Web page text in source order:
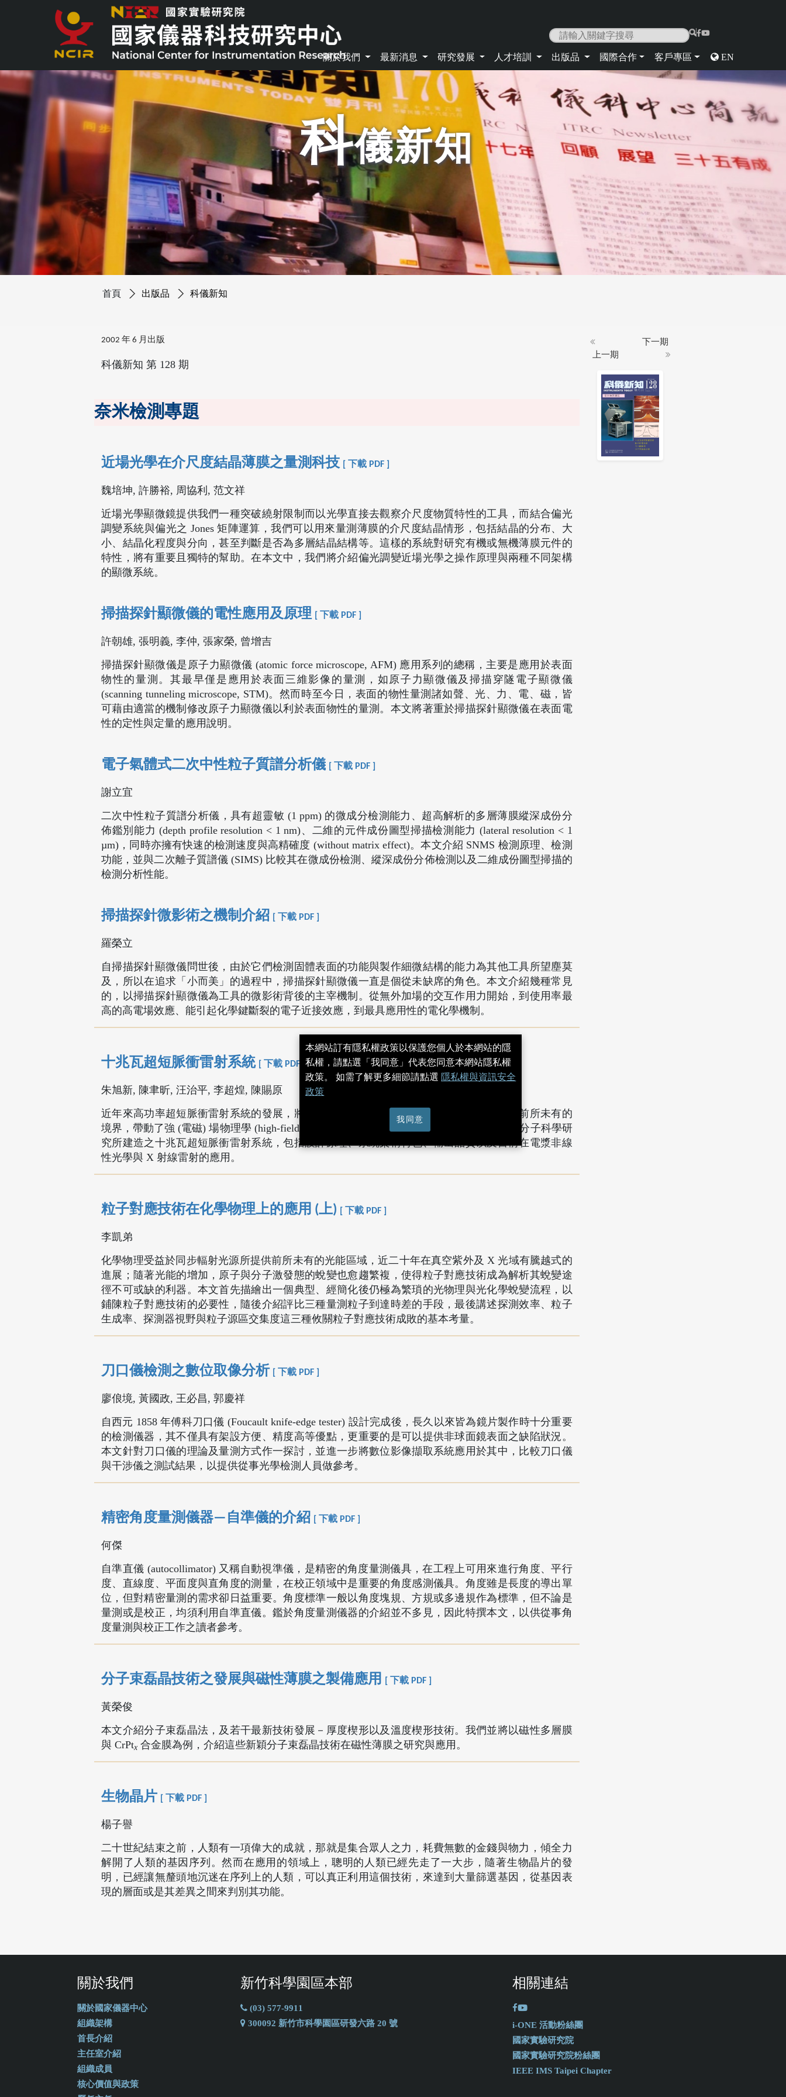
|
關於我們 最新消息 研究發展 人才培訓 出版品 國際合作 客戶專區 EN
科儀新知
首頁 出版品 科儀新知
2002 年 6 月出版
科儀新知 第 128 期
奈米檢測專題
近場光學在介尺度結晶薄膜之量測科技 [ 下載 PDF ]
魏培坤, 許勝裕, 周協利, 范文祥
近場光學顯微鏡提供我們一種突破繞射限制而以光學直接去觀察介尺度物質特性的工具，而結合偏光
調變系統與偏光之 Jones 矩陣運算，我們可以用來量測薄膜的介尺度結晶情形，包括結晶的分布、大
小、結晶化程度與分向，甚至判斷是否為多層結晶結構等。這樣的系統對研究有機或無機薄膜元件的
特性，將有重要且獨特的幫助。在本文中，我們將介紹偏光調變近場光學之操作原理與兩種不同架構
的顯微系統。
掃描探針顯微儀的電性應用及原理 [ 下載 PDF ]
許朝雄, 張明義, 李仲, 張家榮, 曾增吉
掃描探針顯微儀是原子力顯微儀 (atomic force microscope, AFM) 應用系列的總稱，主要是應用於表面
物性的量測。其最早僅是應用於表面三維影像的量測，如原子力顯微儀及掃描穿隧電子顯微儀
(scanning tunneling microscope, STM)。然而時至今日，表面的物性量測諸如聲、光、力、電、磁，皆
可藉由適當的機制修改原子力顯微儀以利於表面物性的量測。本文將著重於掃描探針顯微儀在表面電
性的定性與定量的應用說明。
電子氣體式二次中性粒子質譜分析儀 [ 下載 PDF ]
謝立宜
二次中性粒子質譜分析儀，具有超靈敏 (1 ppm) 的微成分檢測能力、超高解析的多層薄膜縱深成份分
佈鑑別能力 (depth profile resolution < 1 nm)、二維的元件成份圖型掃描檢測能力 (lateral resolution < 1
µm)，同時亦擁有快速的檢測速度與高精確度 (without matrix effect)。本文介紹 SNMS 檢測原理、檢測
功能，並與二次離子質譜儀 (SIMS) 比較其在微成份檢測、縱深成份分佈檢測以及二維成份圖型掃描的
檢測分析性能。
掃描探針微影術之機制介紹 [ 下載 PDF ]
羅榮立
自掃描探針顯微儀問世後，由於它們檢測固體表面的功能與製作細微結構的能力為其他工具所望塵莫
及，所以在追求「小而美」的過程中，掃描探針顯微儀一直是個從未缺席的角色。本文介紹幾種常見
的，以掃描探針顯微儀為工具的微影術背後的主宰機制。從無外加場的交互作用力開始，到使用率最
高的高電場效應、能引起化學鍵斷裂的電子近接效應，到最具應用性的電化學機制。
十兆瓦超短脈衝雷射系統 [ 下載 PDF ]
朱旭新, 陳聿昕, 汪治平, 李超煌, 陳賜原
近年來高功率超短脈衝雷射系統的發展，將超高強度電磁場與物質交互作用的研究推進到前所未有的
境界，帶動了強 (電磁) 場物理學 (high-field physics) 的發展。本文將介紹中央研究院原子與分子科學研
究所建造之十兆瓦超短脈衝雷射系統，包括設計原理、系統架構特色、輸出品質以及目前在電漿非線
性光學與 X 射線雷射的應用。
粒子對應技術在化學物理上的應用 (上) [ 下載 PDF ]
李凱弟
化學物理受益於同步輻射光源所提供前所未有的光能區域，近二十年在真空紫外及 X 光域有騰越式的
進展；隨著光能的增加，原子與分子激發態的蛻變也愈趨繁複，使得粒子對應技術成為解析其蛻變途
徑不可或缺的利器。本文首先描繪出一個典型、經簡化後仍極為繁瑣的光物理與光化學蛻變流程，以
鋪陳粒子對應技術的必要性，隨後介紹評比三種量測粒子到達時差的手段，最後講述探測效率、粒子
生成率、探測器視野與粒子源區交集度這三種攸關粒子對應技術成敗的基本考量。
刀口儀檢測之數位取像分析 [ 下載 PDF ]
廖俍境, 黃國政, 王必昌, 郭慶祥
自西元 1858 年傅科刀口儀 (Foucault knife-edge tester) 設計完成後，長久以來皆為鏡片製作時十分重要
的檢測儀器，其不僅具有架設方便、精度高等優點，更重要的是可以提供非球面鏡表面之缺陷狀況。
本文針對刀口儀的理論及量測方式作一探討，並進一步將數位影像擷取系統應用於其中，比較刀口儀
與干涉儀之測試結果，以提供從事光學檢測人員做參考。
精密角度量測儀器—自準儀的介紹 [ 下載 PDF ]
何傑
自準直儀 (autocollimator) 又稱自動視準儀，是精密的角度量測儀具，在工程上可用來進行角度、平行
度、直線度、平面度與直角度的測量，在校正領域中是重要的角度感測儀具。角度雖是長度的導出單
位，但對精密量測的需求卻日益重要。角度標準一般以角度塊規、方規或多邊規作為標準，但不論是
量測或是校正，均須利用自準直儀。鑑於角度量測儀器的介紹並不多見，因此特撰本文，以供從事角
度量測與校正工作之讀者參考。
分子束磊晶技術之發展與磁性薄膜之製備應用 [ 下載 PDF ]
黃榮俊
本文介紹分子束磊晶法，及若干最新技術發展－厚度楔形以及溫度楔形技術。我們並將以磁性多層膜
與 CrPtx 合金膜為例，介紹這些新穎分子束磊晶技術在磁性薄膜之研究與應用。
生物晶片 [ 下載 PDF ]
楊子譽
二十世紀結束之前，人類有一項偉大的成就，那就是集合眾人之力，耗費無數的金錢與物力，傾全力
解開了人類的基因序列。然而在應用的領域上，聰明的人類已經先走了一大步，隨著生物晶片的發
明，已經讓無釐頭地沉迷在序列上的人類，可以真正利用這個技術，來達到大量篩選基因，從基因表
現的層面或是其差異之間來判別其功能。
上一期
下一期
關於我們
關於國家儀器中心
組織架構
首長介紹
主任室介紹
組織成員
核心價值與政策
新竹科學園區本部
(03) 577-9911
300092 新竹市科學園區研發六路 20 號
相關連結
i-ONE 活動粉絲團
國家實驗研究院
國家實驗研究院粉絲團
IEEE IMS Taipei Chapter
本網站訂有隱私權政策以保護您個人於本網站的隱
私權，請點選「我同意」代表您同意本網站隱私權
政策。 如需了解更多細節請點選 隱私權與資訊安全
政策
我同意